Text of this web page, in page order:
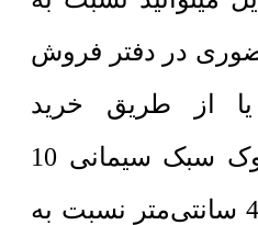
در دفتر فروش
از طریق خرید
اینترنتی بلوک سبک سیمانی 10
در 20 در 40 سانتی‌متر نسبت به